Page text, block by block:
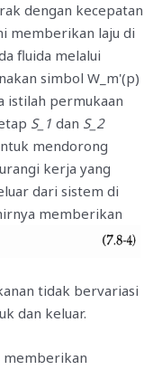
dengan kecepatan
memberikan laju di
fluida melalui
simbol W_m'(p)
istilah permukaan
S_1 dan S_2
mendorong
kerja yang
dari sistem di
memberikan
tidak bervariasi
dan keluar.
memberikan